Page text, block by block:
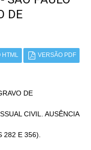
DE
HTML VERSÃO PDF
DE